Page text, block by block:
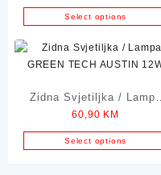
Select options
Zidna Svjetiljka / Lampa
GREEN TECH AUSTIN
12W
60,90 KM
Select options